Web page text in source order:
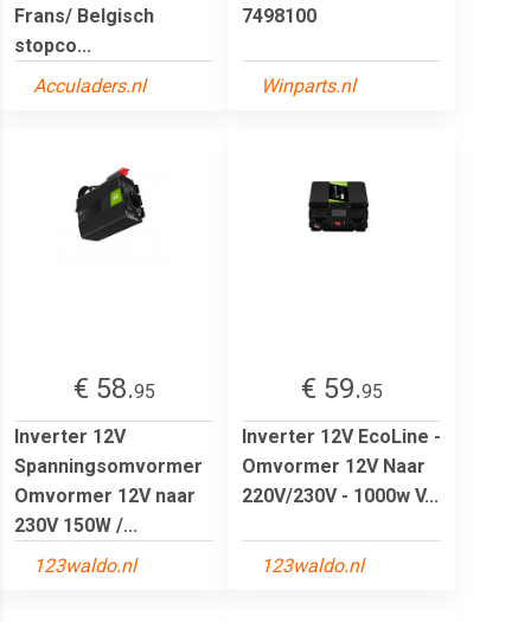
Frans/ Belgisch
stopco...
Acculaders.nl
7498100
Winparts.nl
€ 58.95
Inverter 12V
Spanningsomvormer
Omvormer 12V naar
230V 150W /...
123waldo.nl
€ 59.95
Inverter 12V EcoLine -
Omvormer 12V Naar
220V/230V - 1000w V...
123waldo.nl